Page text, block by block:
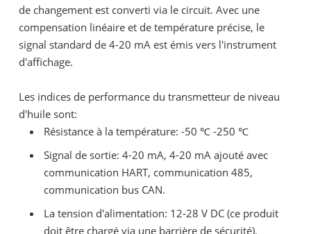
de changement est converti via le circuit. Avec une
compensation linéaire et de température précise, le
signal standard de 4-20 mA est émis vers l'instrument
d'affichage.
Les indices de performance du transmetteur de niveau
d'huile sont:
Résistance à la température: -50 ℃ -250 ℃
Signal de sortie: 4-20 mA, 4-20 mA ajouté avec
communication HART, communication 485,
communication bus CAN.
La tension d'alimentation: 12-28 V DC (ce produit
doit être chargé via une barrière de sécurité).